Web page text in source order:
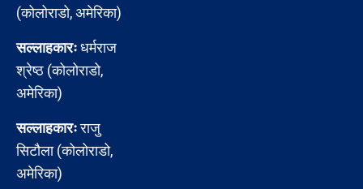
(कोलोराडो, अमेरिका)
सल्लाहकारःधर्मराज
श्रेष्ठ (कोलोराडो,
अमेरिका)
सल्लाहकारःराजु
सिटौला (कोलोराडो,
अमेरिका)